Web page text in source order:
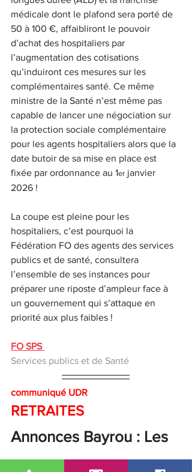
médicale dont le plafond sera porté de
50 à 100 €, affaibliront le pouvoir
d’achat des hospitaliers par
l’augmentation des cotisations
qu’induiront ces mesures sur les
complémentaires santé. Ce même
ministre de la Santé n’est même pas
capable de lancer une négociation sur
la protection sociale complémentaire
pour les agents hospitaliers alors que la
date butoir de sa mise en place est
fixée par ordonnance au 1er janvier
2026 !
La coupe est pleine pour les
hospitaliers, c’est pourquoi la
Fédération FO des agents des services
publics et de santé, consultera
l’ensemble de ses instances pour
préparer une riposte d’ampleur face à
un gouvernement qui s’attaque en
priorité aux plus faibles !
FO SPS
Services publics et de Santé
communiqué UDR
RETRAITES
Annonces Bayrou : Les
retraités ne sont ni des